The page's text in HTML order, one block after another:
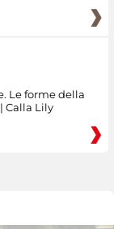
Le forme della
Calla Lily